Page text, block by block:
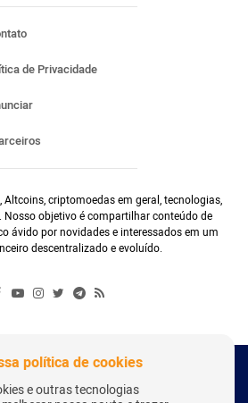
de Privacidade
Altcoins, criptomoedas em geral, tecnologias,
Nosso objetivo é compartilhar conteúdo de
ávido por novidades e interessados em um
descentralizado e evoluído.
2018 - Todos os Direitos Reservados
política de cookies
e outras tecnologias